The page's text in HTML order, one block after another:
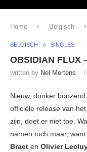
Home Belgisch
BELGISCH SINGLES
OBSIDIAN FLUX
written by Nel Mertens
Nieuw, donker
officiële release van
zijn, doet er niet toe.
namen toch maar,
Braet en Olivier